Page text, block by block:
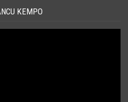
KEMPO